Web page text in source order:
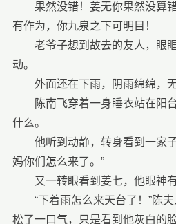
果然没错！姜无你果然没算
有作为，你九泉之下可明目！
老爷子想到故去的友人，眼
动。
外面还在下雨，阴雨绵绵，
陈南飞穿着一身睡衣站在阳
什么。
他听到动静，转身看到一家
妈你们怎么来了。”
又一转眼看到姜七，他眼神
“下着雨怎么来天台了！”陈
松了一口气，只是看到他灰白的